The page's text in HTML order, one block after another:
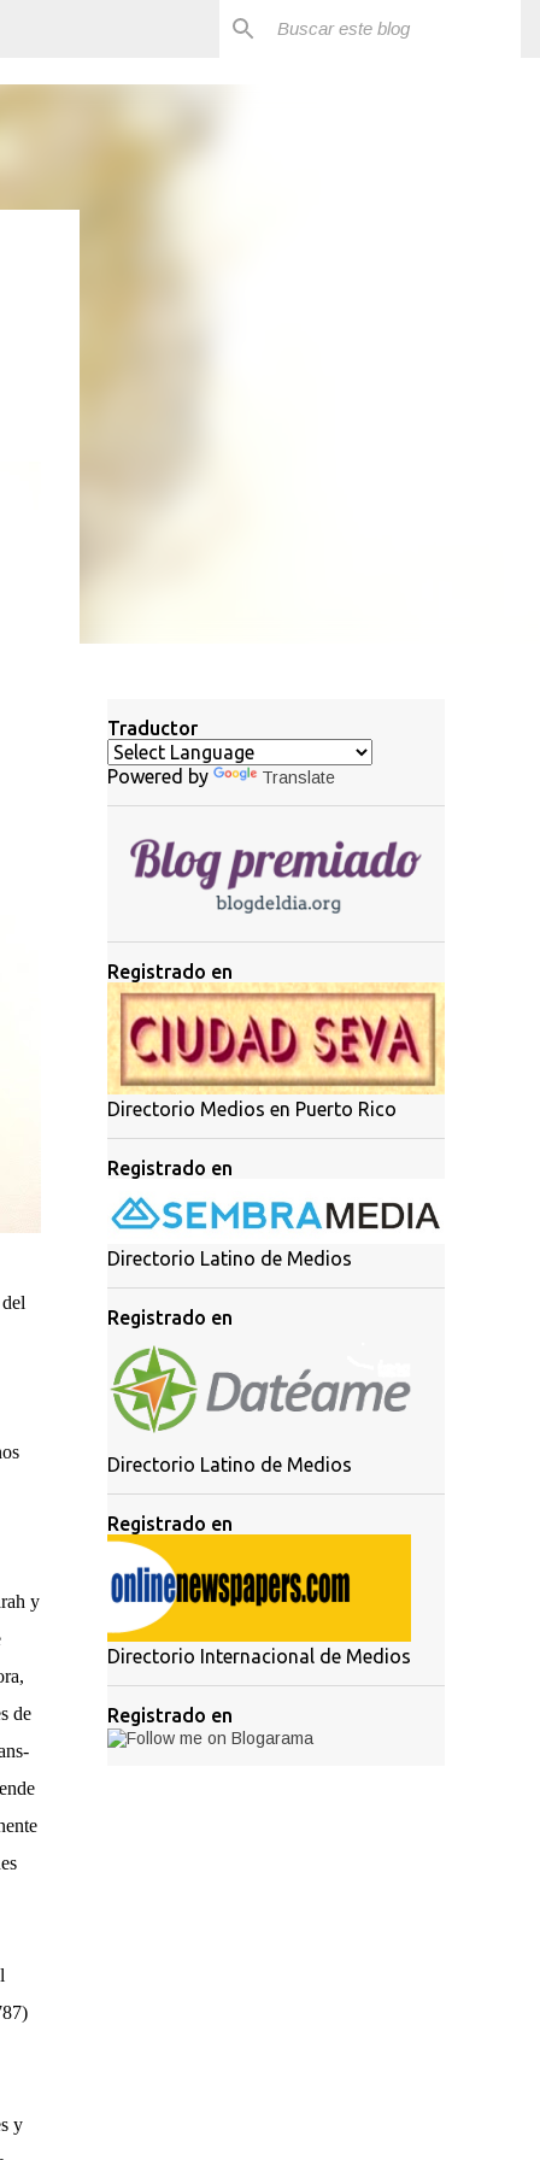
y
de
y
Traductor
Powered by Translate
Registrado en
Directorio Medios en Puerto Rico
Registrado en
Directorio Latino de Medios
Registrado en
Directorio Latino de Medios
Registrado en
Directorio Internacional de Medios
Registrado en